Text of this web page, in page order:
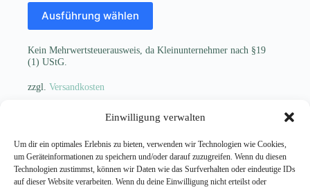
Einwilligung verwalten
Um dir ein optimales Erlebnis zu bieten, verwenden wir Technologien wie Cookies,
um Geräteinformationen zu speichern und/oder darauf zuzugreifen. Wenn du diesen
Technologien zustimmst, können wir Daten wie das Surfverhalten oder eindeutige IDs
auf dieser Website verarbeiten. Wenn du deine Einwilligung nicht erteilst oder
Ausführung wählen
Dieses
Produkt
weist
mehrere
Varianten
auf.
Die
Optionen
Produktseite
gewählt
werden
Kein Mehrwertsteuerausweis, da Kleinunternehmer nach §19
(1) UStG.
zzgl. Versandkosten
NÄCHSTE